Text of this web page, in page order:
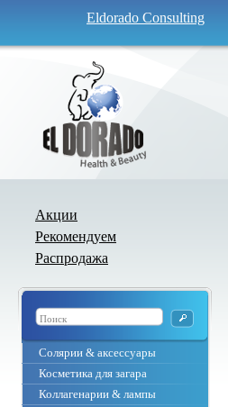
Eldorado Consulting
Акции
Рекомендуем
Распродажа
Солярии & аксессуары
Косметика для загара
Коллагенарии & лампы